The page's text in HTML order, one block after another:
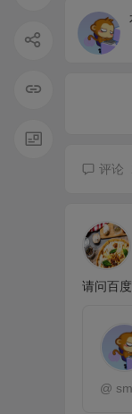
评论
请问百
@